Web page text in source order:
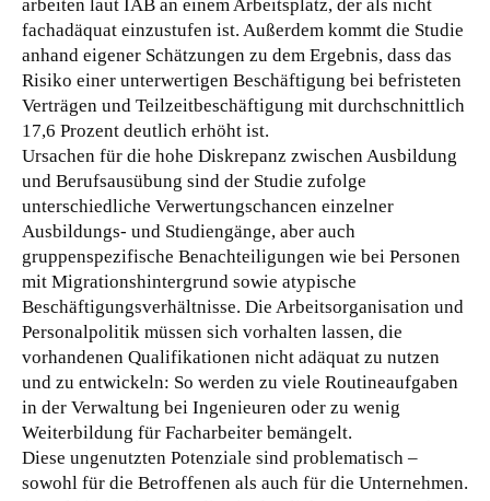
arbeiten laut IAB an einem Arbeitsplatz, der als nicht
fachadäquat einzustufen ist. Außerdem kommt die Studie
anhand eigener Schätzungen zu dem Ergebnis, dass das
Risiko einer unterwertigen Beschäftigung bei befristeten
Verträgen und Teilzeitbeschäftigung mit durchschnittlich
17,6 Prozent deutlich erhöht ist.
Ursachen für die hohe Diskrepanz zwischen Ausbildung
und Berufsausübung sind der Studie zufolge
unterschiedliche Verwertungschancen einzelner
Ausbildungs- und Studiengänge, aber auch
gruppenspezifische Benachteiligungen wie bei Personen
mit Migrationshintergrund sowie atypische
Beschäftigungsverhältnisse. Die Arbeitsorganisation und
Personalpolitik müssen sich vorhalten lassen, die
vorhandenen Qualifikationen nicht adäquat zu nutzen
und zu entwickeln: So werden zu viele Routineaufgaben
in der Verwaltung bei Ingenieuren oder zu wenig
Weiterbildung für Facharbeiter bemängelt.
Diese ungenutzten Potenziale sind problematisch –
sowohl für die Betroffenen als auch für die Unternehmen.